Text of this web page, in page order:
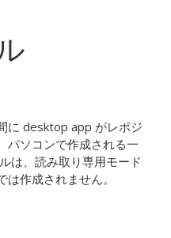
に desktop app がレポジ
パソコンで作成される一
は、読み取り専用モード
作成されません。